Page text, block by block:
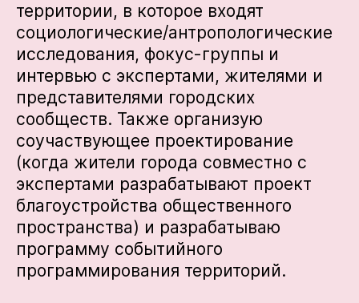
территории, в которое входят
социологические/антропологические
исследования, фокус-группы и
интервью с экспертами, жителями и
представителями городских
сообществ. Также организую
соучаствующее проектирование
(когда жители города совместно с
экспертами разрабатывают проект
благоустройства общественного
пространства) и разрабатываю
программу событийного
программирования территорий.